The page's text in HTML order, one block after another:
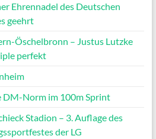
Ehrennadel des Deutschen
geehrt
Öschelbronn – Justus Lutzke
perfekt
DM-Norm im 100m Sprint
Stadion – 3. Auflage des
der LG